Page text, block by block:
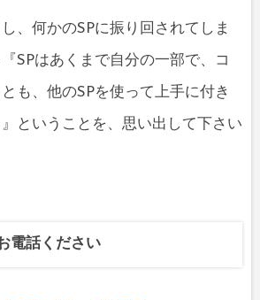
、何かのSPに振り回されてしま
SPはあくまで自分の一部で、コ
も、他のSPを使って上手に付き
ということを、思い出して下さい
電話ください